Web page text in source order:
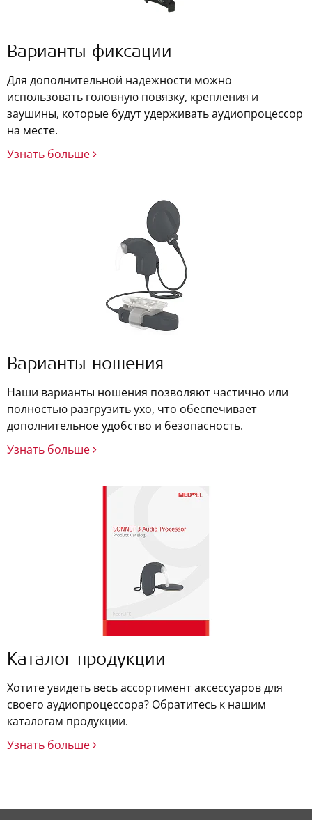
Варианты фиксации
Для дополнительной надежности можно
использовать головную повязку, крепления и
заушины, которые будут удерживать аудиопроцессор
на месте.
Узнать больше
Варианты ношения
Наши варианты ношения позволяют частично или
полностью разгрузить ухо, что обеспечивает
дополнительное удобство и безопасность.
Узнать больше
Каталог продукции
Хотите увидеть весь ассортимент аксессуаров для
своего аудиопроцессора? Обратитесь к нашим
каталогам продукции.
Узнать больше